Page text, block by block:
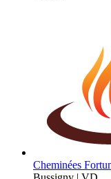
Cheminées